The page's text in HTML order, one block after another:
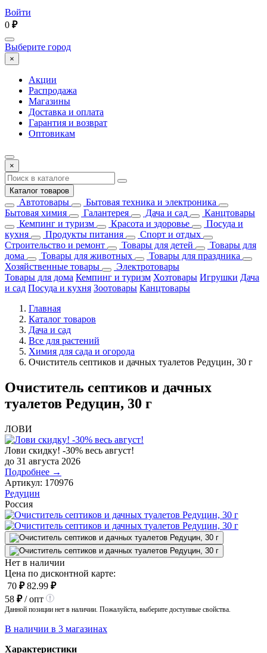
Войти
0 ₽
Выберите город
×
Акции
Распродажа
Магазины
Доставка и оплата
Гарантия и возврат
Оптовикам
×
Каталог товаров
Автотовары
Бытовая техника и электроника
Бытовая химия
Галантерея Дача и сад
Канцтовары
Кемпинг и туризм
Красота и здоровье
Посуда и
кухня
Продукты питания
Спорт и отдых
Строительство и ремонт
Товары для детей
Товары для
дома
Товары для животных
Товары для праздника
Хозяйственные товары
Электротовары
Товары для дома Кемпинг и туризм Хозтовары Игрушки Дача
и сад Посуда и кухня Зоотовары Канцтовары
Главная
Каталог товаров
Дача и сад
Все для растений
Химия для сада и огорода
Очиститель септиков и дачных туалетов Редуцин, 30 г
Очиститель септиков и дачных
туалетов Редуцин, 30 г
ЛОВИ
Лови скидку! -30% весь август!
до 31 августа 2026
Подробнее →
Артикул: 170976
Редуцин
Россия
Нет в наличии
Цена по дисконтной карте:
70 ₽ 82.99 ₽
58 ₽/ опт
Данной позиции нет в наличии. Пожалуйста, выберите доступные свойства.
В наличии в 3 магазинах
Характеристики